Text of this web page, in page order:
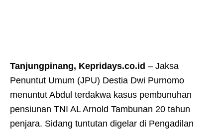
Tanjungpinang, Kepridays.co.id – Jaksa
Penuntut Umum (JPU) Destia Dwi Purnomo
menuntut Abdul terdakwa kasus pembunuhan
pensiunan TNI AL Arnold Tambunan 20 tahun
penjara. Sidang tuntutan digelar di Pengadilan